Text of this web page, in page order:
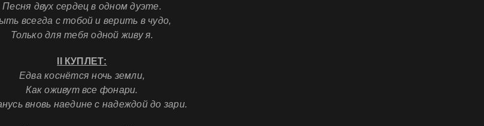
Песня двух сердец в одном дуэте.
всегда с тобой и верить в чудо,
Только для тебя одной живу я.
II КУПЛЕТ:
Едва коснётся ночь земли,
Как оживут все фонари.
вновь наедине с надеждой до зари.